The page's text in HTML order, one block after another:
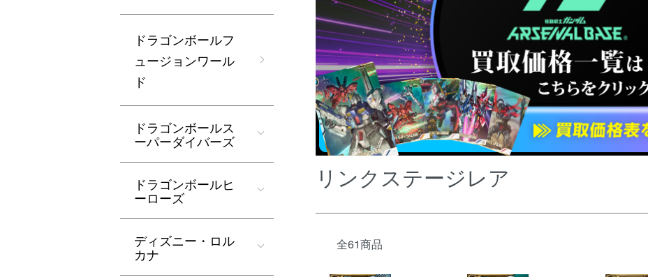
リンクステージレア
全61商品
ドラゴンボールフ
ュージョンワール
ド
ドラゴンボールス
ーパーダイバーズ
ドラゴンボールヒ
ーローズ
ディズニー・ロル
カナ